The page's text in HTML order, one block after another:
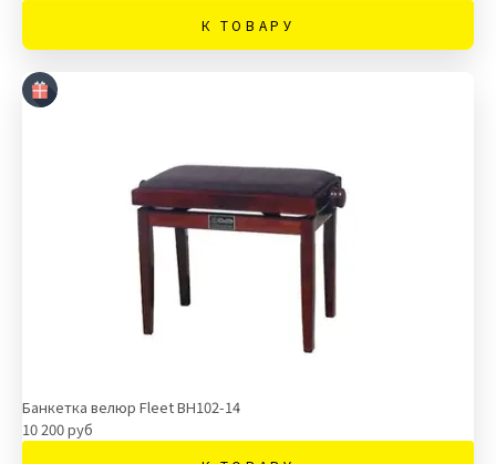
К ТОВАРУ
Банкетка велюр Fleet BH102-14
10 200 руб